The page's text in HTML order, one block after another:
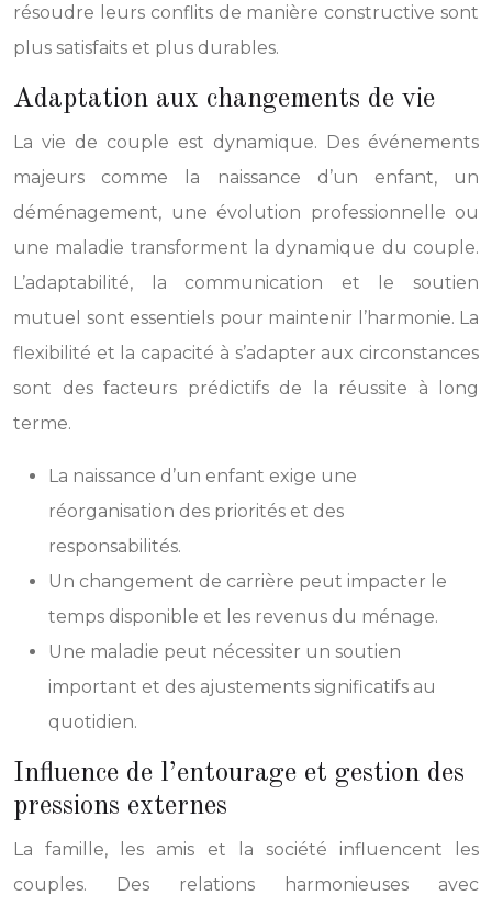
résoudre leurs conflits de manière constructive sont
plus satisfaits et plus durables.
Adaptation aux changements de vie
La vie de couple est dynamique. Des événements
majeurs comme la naissance d’un enfant, un
déménagement, une évolution professionnelle ou
une maladie transforment la dynamique du couple.
L’adaptabilité, la communication et le soutien
mutuel sont essentiels pour maintenir l’harmonie. La
flexibilité et la capacité à s’adapter aux circonstances
sont des facteurs prédictifs de la réussite à long
terme.
La naissance d’un enfant exige une
réorganisation des priorités et des
responsabilités.
Un changement de carrière peut impacter le
temps disponible et les revenus du ménage.
Une maladie peut nécessiter un soutien
important et des ajustements significatifs au
quotidien.
Influence de l’entourage et gestion des
pressions externes
La famille, les amis et la société influencent les
couples. Des relations harmonieuses avec